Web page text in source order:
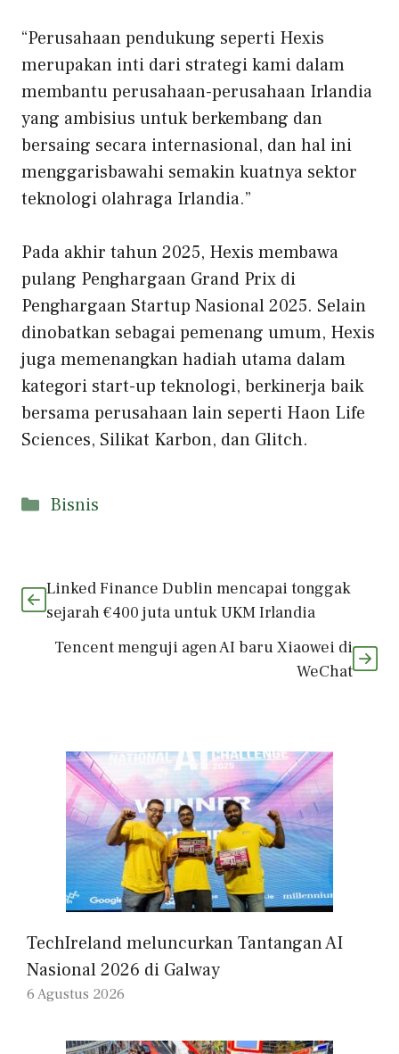
“Perusahaan pendukung seperti Hexis
merupakan inti dari strategi kami dalam
membantu perusahaan-perusahaan Irlandia
yang ambisius untuk berkembang dan
bersaing secara internasional, dan hal ini
menggarisbawahi semakin kuatnya sektor
teknologi olahraga Irlandia.”
Pada akhir tahun 2025, Hexis membawa
pulang Penghargaan Grand Prix di
Penghargaan Startup Nasional 2025. Selain
dinobatkan sebagai pemenang umum, Hexis
juga memenangkan hadiah utama dalam
kategori start-up teknologi, berkinerja baik
bersama perusahaan lain seperti Haon Life
Sciences, Silikat Karbon, dan Glitch.
Kategori
Bisnis
Linked Finance Dublin mencapai tonggak
sejarah €400 juta untuk UKM Irlandia
Tencent menguji agen AI baru Xiaowei di
WeChat
TechIreland meluncurkan Tantangan AI
Nasional 2026 di Galway
6 Agustus 2026